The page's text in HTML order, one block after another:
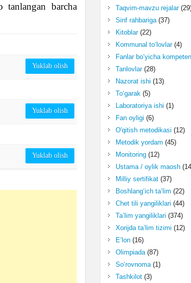
barcha
Yuklab olish
Yuklab olish
Yuklab olish
Taqvim-mavzu rejalar
Sinf rahbariga(37)
Kitoblar(22)
Kommunal to‘lovlar(4)
Fanlar bo‘yicha
Tanlovlar(28)
Nazorat ishi (13)
To‘garak(5)
Laboratoriya ishi (1)
Fan oyligi (6)
O'qitish metodikasi (12)
Metodik yordam (45)
Monitoring(12)
Ustama / oylik maosh
Milliy sertifikat(37)
Boshlang‘ich ta’lim (22)
Chet tili yangiliklari (44)
Ta’lim yangiliklari (374)
Xorijda ta’lim tizimi (12)
E’lon(16)
Olimpiada(87)
So‘rovnoma(1)
Tashkilot(3)